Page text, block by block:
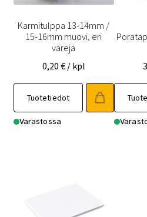
Karmitulppa 13-14mm /
15-16mm muovi, eri
värejä
0,20 € / kpl
Tuotetiedot
Varastossa